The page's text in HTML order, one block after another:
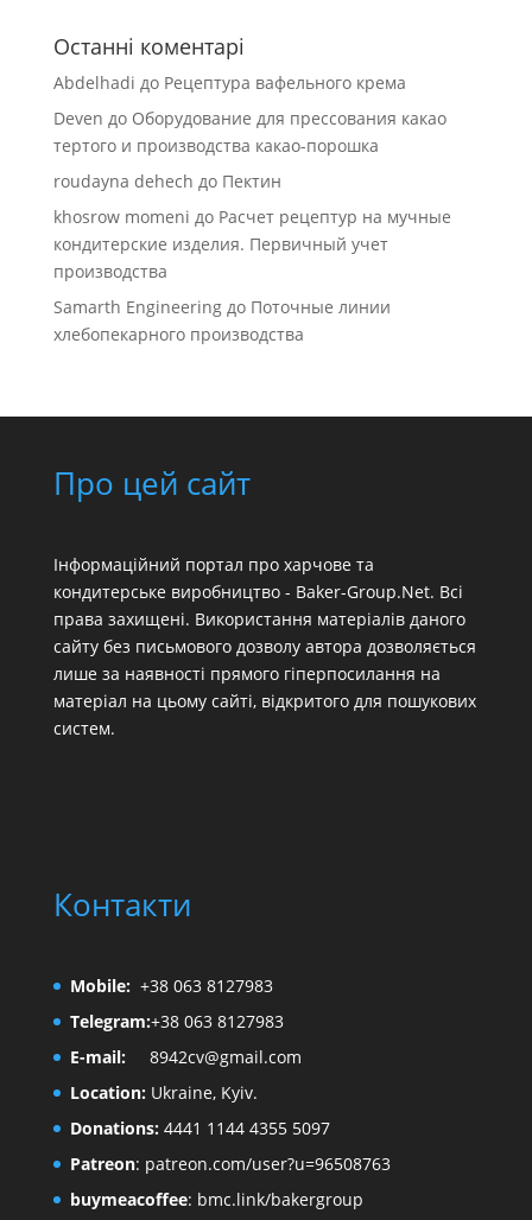
Останні коментарі
Abdelhadi до Рецептура вафельного крема
Deven до Оборудование для прессования какао
тертого и производства какао-порошка
roudayna dehech до Пектин
khosrow momeni до Расчет рецептур на мучные
кондитерские изделия. Первичный учет
производства
Samarth Engineeringдо Поточные линии
хлебопекарного производства
Про цей сайт
Інформаційний портал про харчове та
кондитерське виробництво - Baker-Group.Net. Всі
права захищені. Використання матеріалів даного
сайту без письмового дозволу автора дозволяється
лише за наявності прямого гіперпосилання на
матеріал на цьому сайті, відкритого для пошукових
систем.
Контакти
Mobile: +38 063 8127983
Telegram:+38 063 8127983
E-mail:
8942cv@gmail.com
Location:Ukraine, Kyiv.
Donations:4441 1144 4355 5097
Patreon: patreon.com/user?u=96508763
buymeacoffee: bmc.link/bakergroup